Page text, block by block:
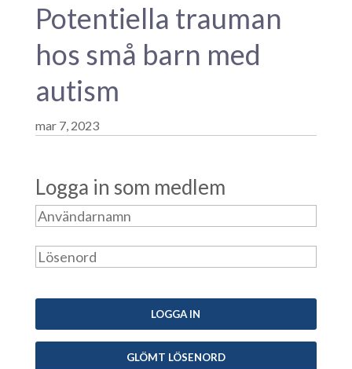
Potentiella trauman
hos små barn med
autism
mar 7, 2023
Logga in som medlem